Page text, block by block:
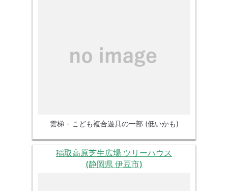
雲梯 - こども複合遊具の一部 (低いかも)
稲取高原芝生広場 ツリーハウス
(静岡県 伊豆市)